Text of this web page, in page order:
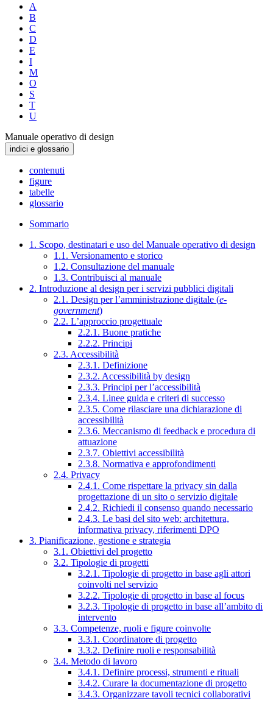
A
B
C
D
E
I
M
O
S
T
U
Manuale operativo di design
indici e glossario
contenuti
figure
tabelle
glossario
Sommario
1. Scopo, destinatari e uso del Manuale operativo di design
1.1. Versionamento e storico
1.2. Consultazione del manuale
1.3. Contribuisci al manuale
2. Introduzione al design per i servizi pubblici digitali
2.1. Design per l’amministrazione digitale (e-
government)
2.2. L’approccio progettuale
2.2.1. Buone pratiche
2.2.2. Principi
2.3. Accessibilità
2.3.1. Definizione
2.3.2. Accessibilità by design
2.3.3. Principi per l’accessibilità
2.3.4. Linee guida e criteri di successo
2.3.5. Come rilasciare una dichiarazione di
accessibilità
2.3.6. Meccanismo di feedback e procedura di
attuazione
2.3.7. Obiettivi accessibilità
2.3.8. Normativa e approfondimenti
2.4. Privacy
2.4.1. Come rispettare la privacy sin dalla
progettazione di un sito o servizio digitale
2.4.2. Richiedi il consenso quando necessario
2.4.3. Le basi del sito web: architettura,
informativa privacy, riferimenti DPO
3. Pianificazione, gestione e strategia
3.1. Obiettivi del progetto
3.2. Tipologie di progetti
3.2.1. Tipologie di progetto in base agli attori
coinvolti nel servizio
3.2.2. Tipologie di progetto in base al focus
3.2.3. Tipologie di progetto in base all’ambito di
intervento
3.3. Competenze, ruoli e figure coinvolte
3.3.1. Coordinatore di progetto
3.3.2. Definire ruoli e responsabilità
3.4. Metodo di lavoro
3.4.1. Definire processi, strumenti e rituali
3.4.2. Curare la documentazione di progetto
3.4.3. Organizzare tavoli tecnici collaborativi